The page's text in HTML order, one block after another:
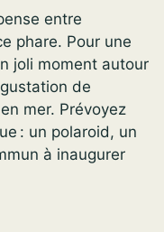
entre
phare. Pour une
joli moment autour
de
mer. Prévoyez
: un polaroid, un
à inaugurer